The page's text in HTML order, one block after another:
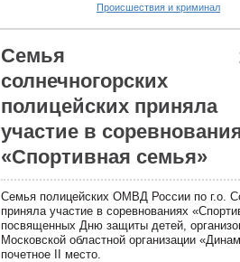
Происшествия и криминал
Семья
солнечногорских
полицейских приняла
участие в
«Спортивная семья»
Семья полицейских ОМВД России по г.о.
приняла участие в соревнованиях
посвященных Дню защиты детей,
Московской областной организации
почетное II место.